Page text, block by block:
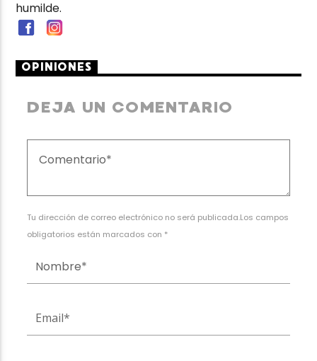
humilde.
OPINIONES
DEJA UN COMENTARIO
Tu dirección de correo electrónico no será publicada.Los campos
obligatorios están marcados con *